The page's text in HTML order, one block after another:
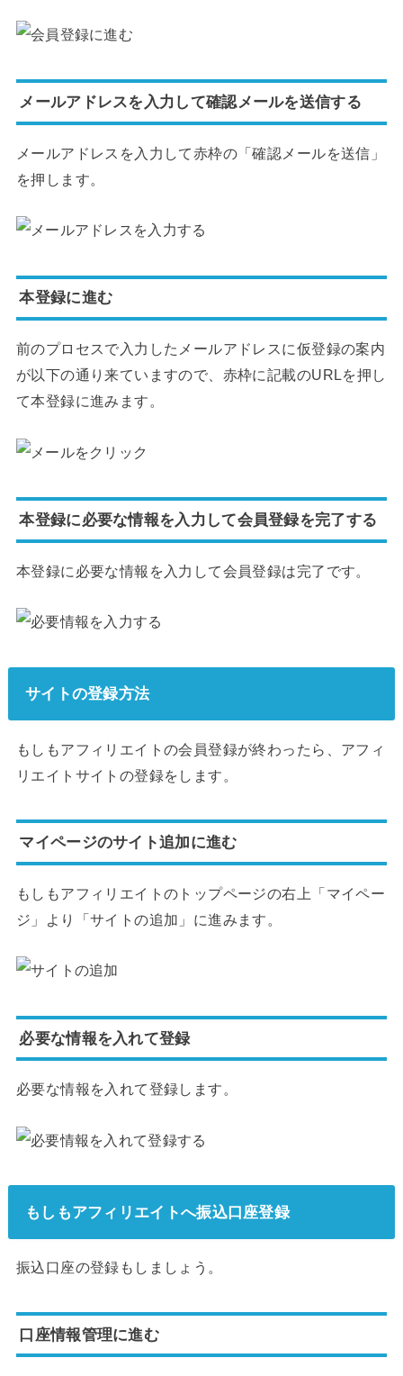
メールアドレスを入力して確認メールを送信する
メールアドレスを入力して赤枠の「確認メールを送信」
を押します。
本登録に進む
前のプロセスで入力したメールアドレスに仮登録の案内
が以下の通り来ていますので、赤枠に記載のURLを押し
て本登録に進みます。
本登録に必要な情報を入力して会員登録を完了する
本登録に必要な情報を入力して会員登録は完了です。
サイトの登録方法
もしもアフィリエイトの会員登録が終わったら、アフィ
リエイトサイトの登録をします。
マイページのサイト追加に進む
もしもアフィリエイトのトップページの右上「マイペー
ジ」より「サイトの追加」に進みます。
必要な情報を入れて登録
必要な情報を入れて登録します。
もしもアフィリエイトへ振込口座登録
振込口座の登録もしましょう。
口座情報管理に進む